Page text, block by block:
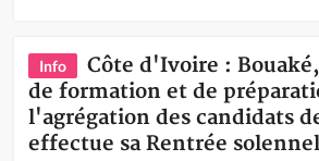
Info
Côte d'Ivoire :
de formation et de
l'agrégation des candidats
effectue sa Rentrée